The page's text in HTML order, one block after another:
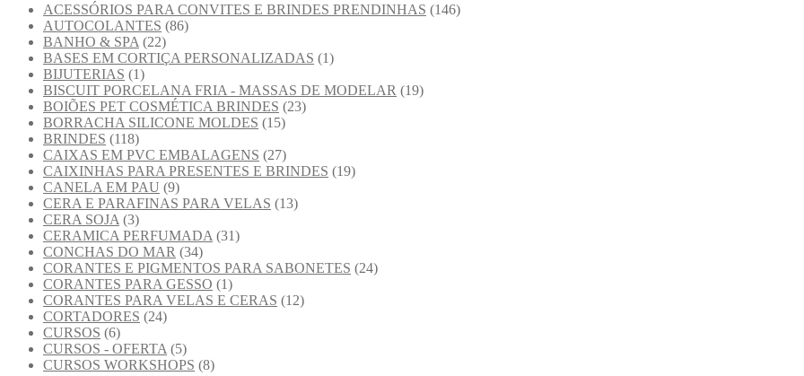
ACESSÓRIOS PARA CONVITES E BRINDES PRENDINHAS (146)
AUTOCOLANTES (86)
BANHO & SPA (22)
BASES EM CORTIÇA PERSONALIZADAS (1)
BIJUTERIAS (1)
BISCUIT PORCELANA FRIA - MASSAS DE MODELAR (19)
BOIÕES PET COSMÉTICA BRINDES (23)
BORRACHA SILICONE MOLDES (15)
BRINDES (118)
CAIXAS EM PVC EMBALAGENS (27)
CAIXINHAS PARA PRESENTES E BRINDES (19)
CANELA EM PAU (9)
CERA E PARAFINAS PARA VELAS (13)
CERA SOJA (3)
CERAMICA PERFUMADA (31)
CONCHAS DO MAR (34)
CORANTES E PIGMENTOS PARA SABONETES (24)
CORANTES PARA GESSO (1)
CORANTES PARA VELAS E CERAS (12)
CORTADORES (24)
CURSOS (6)
CURSOS - OFERTA (5)
CURSOS WORKSHOPS (8)